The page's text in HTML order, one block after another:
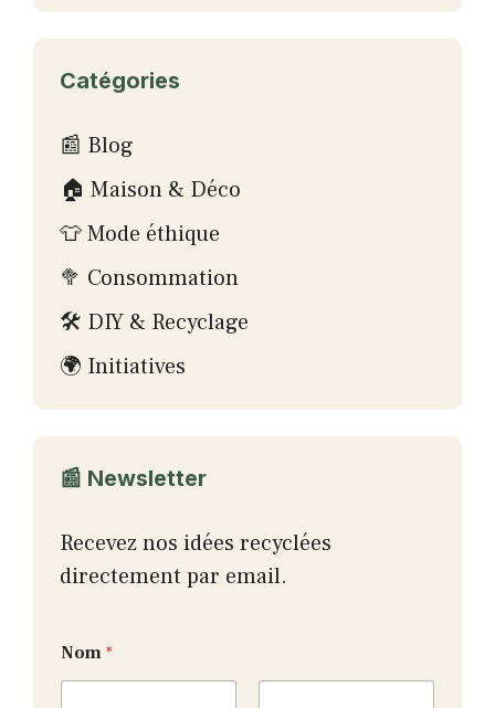
Catégories
📰 Blog
🏠 Maison & Déco
👕 Mode éthique
🥦 Consommation
🛠 DIY & Recyclage
🌍 Initiatives
📰 Newsletter
Recevez nos idées recyclées
directement par email.
m
a
Nom *